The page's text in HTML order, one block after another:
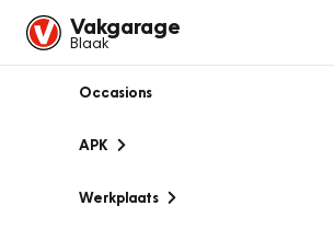
Vakgarage
Blaak
Occasions
APK
Werkplaats